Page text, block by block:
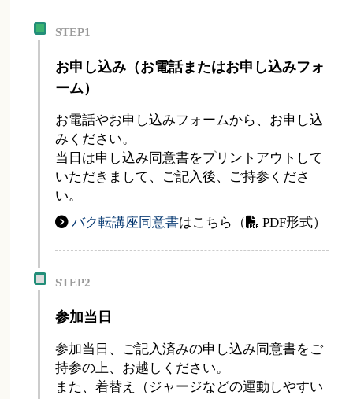
STEP1
お申し込み（お電話またはお申し込みフォ
ーム）
お電話やお申し込みフォームから、お申し込
みください。
当日は申し込み同意書をプリントアウトして
いただきまして、ご記入後、ご持参くださ
い。
バク転講座同意書はこちら（ PDF形式）
STEP2
参加当日
参加当日、ご記入済みの申し込み同意書をご
持参の上、お越しください。
また、着替え（ジャージなどの運動しやすい